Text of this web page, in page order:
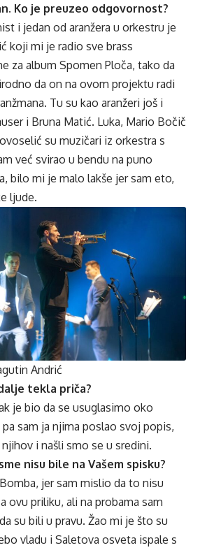
Ko je preuzeo odgovornost?
i jedan od aranžera u orkestru je
koji mi je radio sve brass
za album Spomen Ploča, tako da
da on na ovom projektu radi
Tu su kao aranžeri još i
i Bruna Matić. Luka, Mario Bočič
su muzičari iz orkestra s
već svirao u bendu na puno
bilo mi je malo lakše jer sam eto,
ljude.
Andrić
tekla priča?
je bio da se usuglasimo oko
pa sam ja njima poslao svoj popis,
i našli smo se u sredini.
nisu bile na Vašem spisku?
jer sam mislio da to nisu
ovu priliku, ali na probama sam
su bili u pravu. Žao mi je što su
vladu i Saletova osveta ispale s